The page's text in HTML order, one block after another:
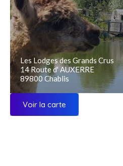
Les Lodges des Grands Crus
14 Route d' AUXERRE
89800 Chablis
Voir la carte